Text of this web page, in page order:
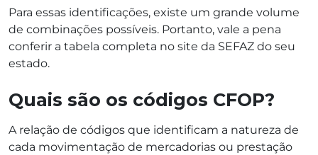
Para essas identificações, existe um grande volume
de combinações possíveis. Portanto, vale a pena
conferir a tabela completa no site da SEFAZ do seu
estado.
Quais são os códigos CFOP?
A relação de códigos que identificam a natureza de
cada movimentação de mercadorias ou prestação